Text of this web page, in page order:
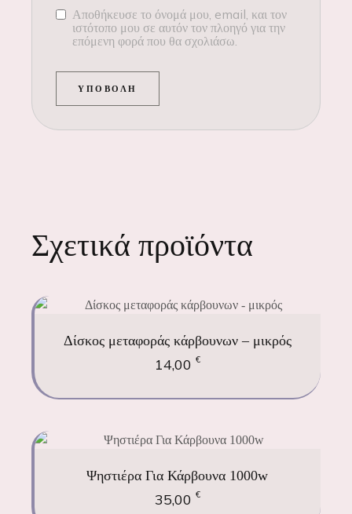
Αποθήκευσε το όνομά μου, email, και τον
ιστότοπο μου σε αυτόν τον πλοηγό για την
επόμενη φορά που θα σχολιάσω.
ΥΠΟΒΟΛΉ
Σχετικά προϊόντα
Δίσκος μεταφοράς κάρβουνων – μικρός
14,00 €
Ψηστιέρα Για Κάρβουνα 1000w
35,00 €